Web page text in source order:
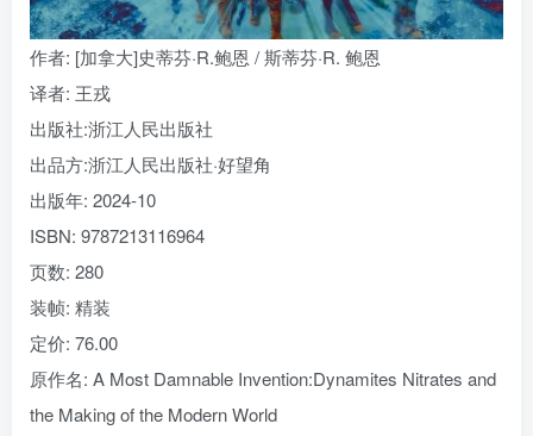
作者: [加拿大]史蒂芬·R.鲍恩 / 斯蒂芬·R. 鲍恩
译者: 王戎
出版社:浙江人民出版社
出品方:浙江人民出版社·好望角
出版年: 2024-10
ISBN: 9787213116964
页数: 280
装帧: 精装
定价: 76.00
原作名: A Most Damnable Invention:Dynamites Nitrates and
the Making of the Modern World